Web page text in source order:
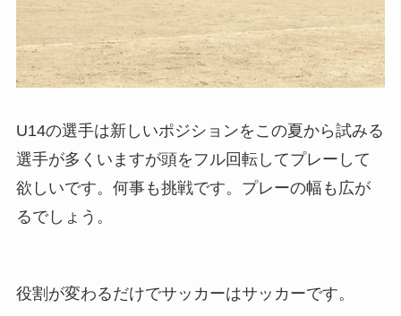
U14の選手は新しいポジションをこの夏から試みる
選手が多くいますが頭をフル回転してプレーして
欲しいです。何事も挑戦です。プレーの幅も広が
るでしょう。
役割が変わるだけでサッカーはサッカーです。